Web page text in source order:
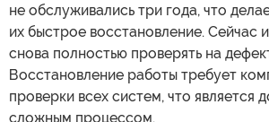
не обслуживались три года, что
их быстрое восстановление. Сейчас
снова полностью проверять на
Восстановление работы требует
проверки всех систем, что является
сложным процессом.